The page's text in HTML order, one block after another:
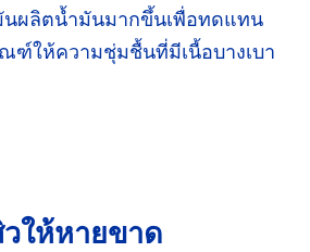
ผลิตน้ำมันมากขึ้นเพื่อทดแทน
ฑ์ให้ความชุ่มชื้นที่มีเนื้อบางเบา
ให้หายขาด